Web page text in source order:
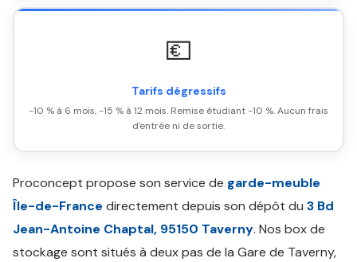
💶
Tarifs dégressifs
-10 % à 6 mois, -15 % à 12 mois. Remise étudiant -10 %. Aucun frais
d'entrée ni de sortie.
Proconcept propose son service de garde-meuble
Île-de-France directement depuis son dépôt du 3 Bd
Jean-Antoine Chaptal, 95150 Taverny. Nos box de
stockage sont situés à deux pas de la Gare de Taverny,